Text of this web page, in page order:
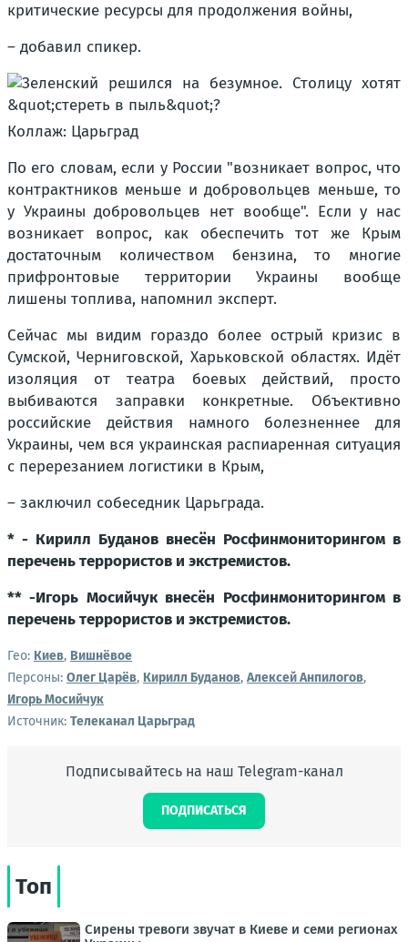
критические ресурсы для продолжения войны,
– добавил спикер.
Коллаж: Царьград
По его словам, если у России "возникает вопрос, что
контрактников меньше и добровольцев меньше, то
у Украины добровольцев нет вообще". Если у нас
возникает вопрос, как обеспечить тот же Крым
достаточным количеством бензина, то многие
прифронтовые территории Украины вообще
лишены топлива, напомнил эксперт.
Сейчас мы видим гораздо более острый кризис в
Сумской, Черниговской, Харьковской областях. Идёт
изоляция от театра боевых действий, просто
выбиваются заправки конкретные. Объективно
российские действия намного болезненнее для
Украины, чем вся украинская распиаренная ситуация
с перерезанием логистики в Крым,
– заключил собеседник Царьграда.
* - Кирилл Буданов внесён Росфинмониторингом в
перечень террористов и экстремистов.
** -Игорь Мосийчук внесён Росфинмониторингом в
перечень террористов и экстремистов.
Гео: Киев, Вишнёвое
Персоны: Олег Царёв, Кирилл Буданов, Алексей Анпилогов,
Игорь Мосийчук
Источник: Телеканал Царьград
Подписывайтесь на наш Telegram-канал
ПОДПИСАТЬСЯ
Топ
Сирены тревоги звучат в Киеве и семи регионах